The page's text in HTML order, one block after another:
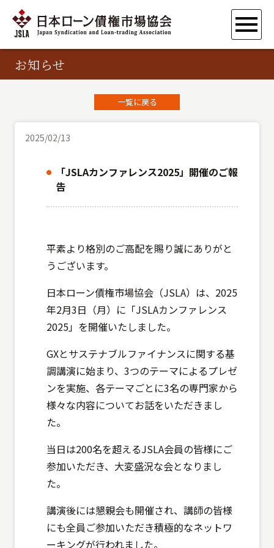
お知らせ
一覧に戻る
2025/02/13
「JSLAカンファレンス2025」開催のご報
告
平素より格別のご高配を賜り誠にありがと
うございます。
日本ローン債権市場協会（JSLA）は、2025
年2月3日（月）に「JSLAカンファレンス
2025」を開催いたしました。
GXとサステナブルファイナンスに関する基
調講演に始まり、3つのテーマによるプレゼ
ンを実施、各テーマごとに3名の専門家から
様々な内容についてお話をいただきまし
た。
当日は200名を超えるJSLA会員の皆様にご
参加いただき、大変盛況な会となりまし
た。
講演後には懇親会も開催され、講師の皆様
にも全員ご参加いただき積極的なネットワ
ーキングが行われました。